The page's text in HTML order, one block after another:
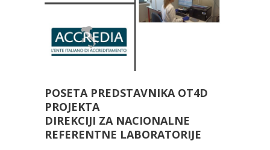
POSETA PREDSTAVNIKA OT4D
PROJEKTA
DIREKCIJI ZA NACIONALNE
REFERENTNE LABORATORIJE